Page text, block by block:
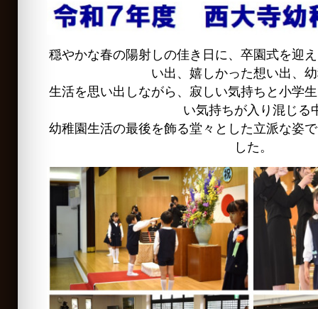
穏やかな春の陽射しの佳き日に、卒園式を迎
い出、嬉しかった想い出、
生活を思い出しながら、寂しい気持ちと小学
い気持ちが入り混じる
幼稚園生活の最後を飾る堂々とした立派な姿
した。